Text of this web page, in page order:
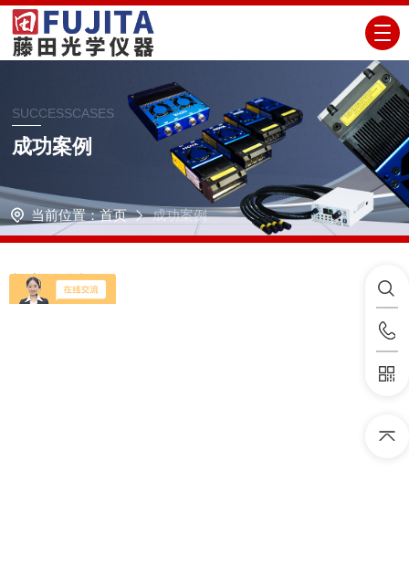
SUCCESSCASES
成功案例
当前位置：首页 成功案例
暂时没有信息